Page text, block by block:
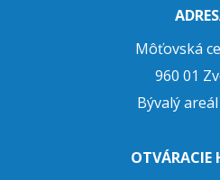
Môťovská
960 01
Bývalý
OTVÁRACIE